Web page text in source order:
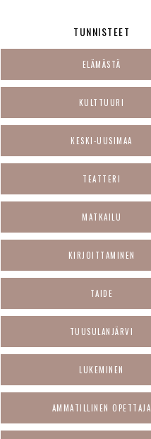
TUNNISTEET
ELÄMÄSTÄ
KULTTUURI
KESKI-UUSIMAA
TEATTERI
MATKAILU
KIRJOITTAMINEN
TAIDE
TUUSULANJÄRVI
LUKEMINEN
AMMATILLINEN OPETTAJA